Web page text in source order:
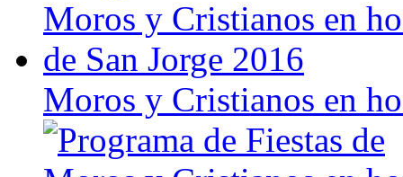
Moros y Cristianos en